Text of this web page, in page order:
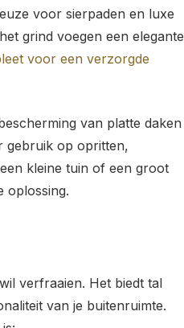
voor sierpaden en luxe
grind voegen een elegante
voor een verzorgde
van platte daken
gebruik op opritten,
kleine tuin of een groot
oplossing.
verfraaien. Het biedt tal
van je buitenruimte.